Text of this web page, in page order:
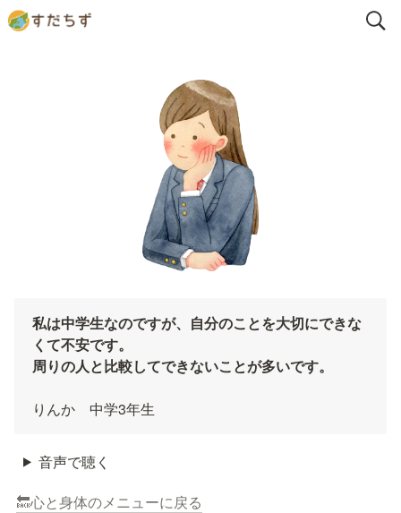
私は中学生なのですが、自分のことを大切にできな
くて不安です。
周りの人と比較してできないことが多いです。
りんか　中学3年生
音声で聴く
🔙心と身体のメニューに戻る